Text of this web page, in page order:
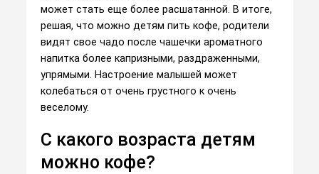
может стать еще более расшатанной. В итоге,
решая, что можно детям пить кофе, родители
видят свое чадо после чашечки ароматного
напитка более капризными, раздраженными,
упрямыми. Настроение малышей может
колебаться от очень грустного к очень
веселому.
С какого возраста детям
можно кофе?